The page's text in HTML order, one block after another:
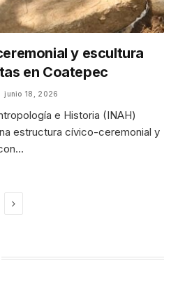
y escultura
en Coatepec
junio 18, 2026
e Historia (INAH)
estructura cívico-ceremonial y
Next